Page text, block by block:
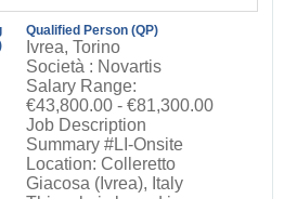
Qualified Person (QP)
Ivrea, Torino
Società : Novartis
Salary Range:
€43,800.00 - €81,300.00
Job Description
Summary #LI-Onsite
Location: Colleretto
Giacosa (Ivrea), Italy